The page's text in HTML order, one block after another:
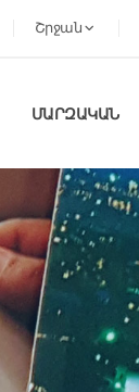
Շրջան
ՄԱՐԶԱԿԱՆ